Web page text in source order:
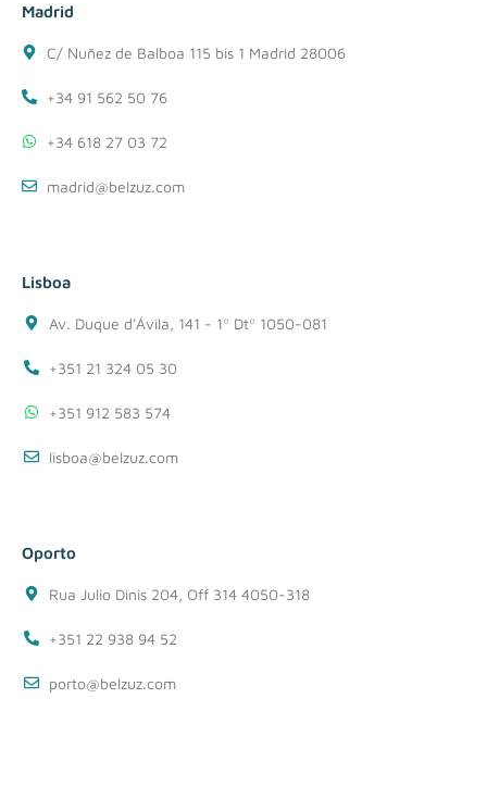
Madrid
C/ Nuñez de Balboa 115 bis 1 Madrid 28006
+34 91 562 50 76
+34 618 27 03 72
madrid@belzuz.com
Lisboa
Av. Duque d'Ávila, 141 - 1º Dtº 1050-081
+351 21 324 05 30
+351 912 583 574
lisboa@belzuz.com
Oporto
Rua Julio Dinis 204, Off 314 4050-318
+351 22 938 94 52
porto@belzuz.com